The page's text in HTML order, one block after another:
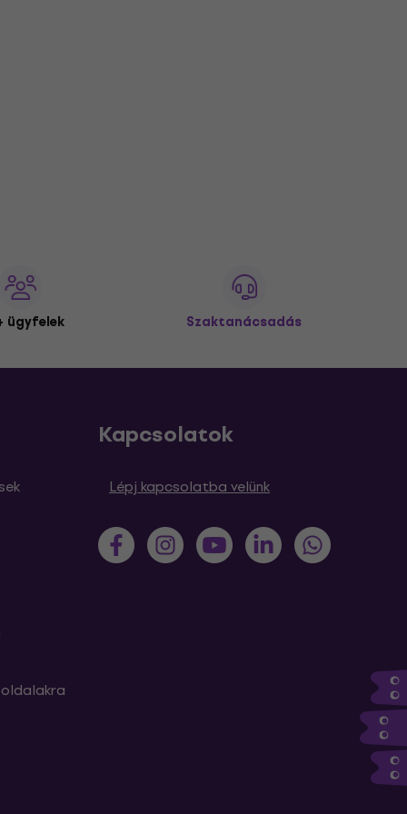
ügyfelek Szaktanácsadás
Kapcsolatok
Lépj kapcsolatba velünk